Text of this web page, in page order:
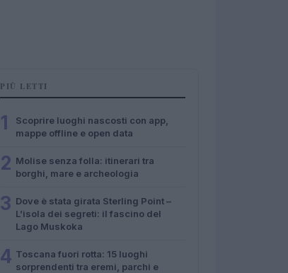
PIÙ LETTI
1
Scoprire luoghi nascosti con app,
mappe offline e open data
2 Molise senza folla: itinerari tra
borghi, mare e archeologia
3 Dove è stata girata Sterling Point –
L’isola dei segreti: il fascino del
Lago Muskoka
4 Toscana fuori rotta: 15 luoghi
sorprendenti tra eremi, parchi e